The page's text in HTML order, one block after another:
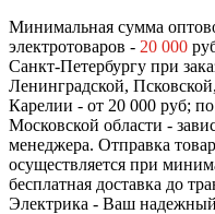
Минимальная сумма
электротоваров - 20 000
Санкт-Петербургу при
Ленинградской,
Карелии - от 20 000 руб;
Московской области -
менеджера. Отправка
осуществляется при
бесплатная доставка до
Электрика - Ваш